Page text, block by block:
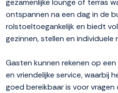
gezamenlijke lounge of terras
ontspannen na een dag in de
rolstoeltoegankelijk en biedt
gezinnen, stellen en individuele
Gasten kunnen rekenen op
en vriendelijke service, waarbij
goed bereikbaar is voor vragen